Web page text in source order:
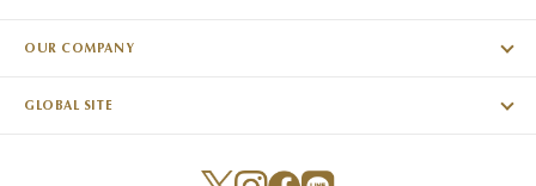
OUR COMPANY
GLOBAL SITE